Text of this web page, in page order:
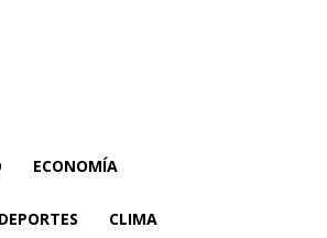
ECONOMÍA
DEPORTES CLIMA